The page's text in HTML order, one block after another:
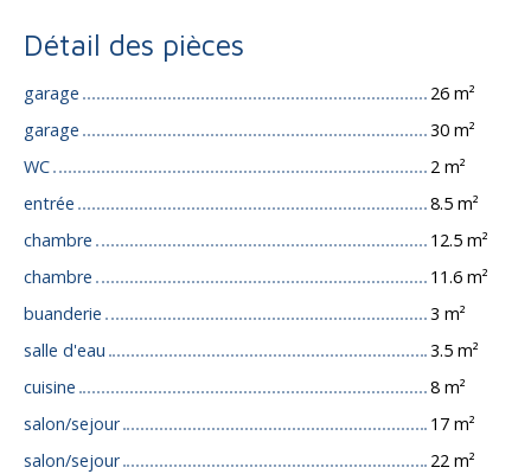
Détail des pièces
garage
26 m²
garage
30 m²
WC
2 m²
entrée
8.5 m²
chambre
12.5 m²
chambre
11.6 m²
buanderie
3 m²
salle d'eau
3.5 m²
cuisine
8 m²
salon/sejour
17 m²
salon/sejour
22 m²